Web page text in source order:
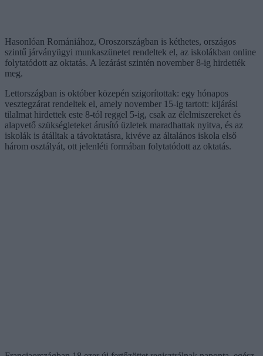
Hasonlóan Romániához, Oroszországban is kéthetes, országos
szintű járványügyi munkaszünetet rendeltek el, az iskolákban online
folytatódott az oktatás. A lezárást szintén november 8-ig hirdették
meg.
Lettországban is október közepén szigorítottak: egy hónapos
vesztegzárat rendeltek el, amely november 15-ig tartott: kijárási
tilalmat hirdettek este 8-tól reggel 5-ig, csak az élelmiszereket és
alapvető szükségleteket árusító üzletek maradhattak nyitva, és az
iskolák is átálltak a távoktatásra, kivéve az általános iskola első
három osztályát, ott jelenléti formában folytatódott az oktatás.